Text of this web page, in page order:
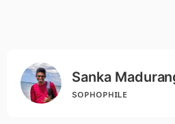
Sanka
sᴏᴘʜᴏᴘʜɪʟᴇ